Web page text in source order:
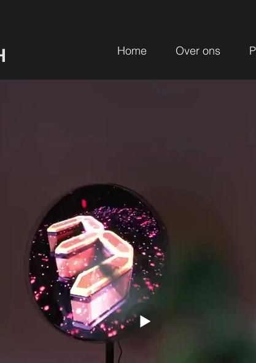
Home Over ons